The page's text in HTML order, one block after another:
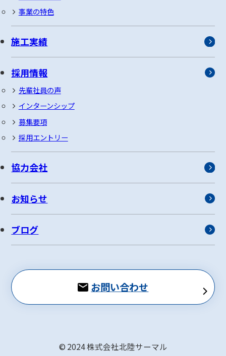
事業の特色
施工実績
採用情報
先輩社員の声
インターンシップ
募集要項
採用エントリー
協力会社
お知らせ
ブログ
お問い合わせ
© 2024 株式会社北陸サーマル